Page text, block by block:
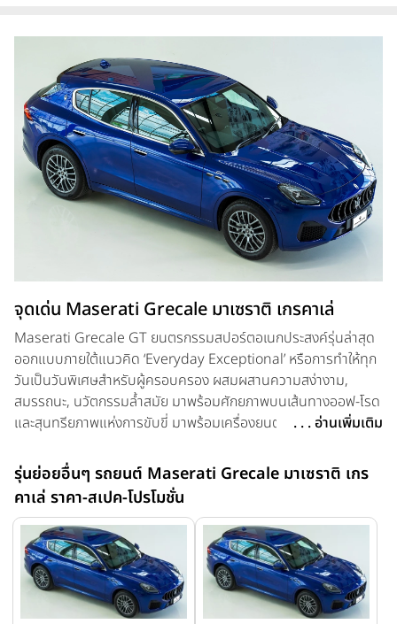
จุดเด่น Maserati Grecale มาเซราติ เกรคาเล่
Maserati Grecale GT ยนตรกรรมสปอร์ตอเนกประสงค์รุ่นล่าสุด
ออกแบบภายใต้แนวคิด ‘Everyday Exceptional’ หรือการทำให้ทุก
วันเป็นวันพิเศษสำหรับผู้ครอบครอง ผสมผสานความสง่างาม,
สมรรถนะ, นวัตกรรมล้ำสมัย มาพร้อมศักยภาพบนเส้นทางออฟ-โรด
และสุนทรียภาพแห่งการขับขี่ มาพร้อมเครื่องยนต์เบนซิน วี6 สูบ 3.0
วินาที ท็อปสปีด 285 กิโลเมตรต่อชั่วโมง ผสานสุ้มเสียงดุดันของ
‘Maserati Signature Sound’ เอกสิทธิ์เฉพาะของค่ายตรีศูล
. . . อ่านเพิ่มเติม
รุ่นย่อยอื่นๆ รถยนต์ Maserati Grecale มาเซราติ เกร
คาเล่ ราคา-สเปค-โปรโมชั่น